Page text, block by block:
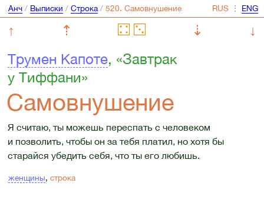
Анч/ Выписки / Строка/ ⋮
↑ ⇡ ⇣
↓
Трумен Капоте, «Завтрак
у Тиффани»
Самовнушение
Я считаю, ты можешь переспать с человеком
и позволить, чтобы он за тебя платил, но хотя бы
старайся убедить себя, что ты его любишь.
женщины, строка